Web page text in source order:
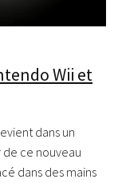
Wii et
dans un
de ce nouveau
dans des mains